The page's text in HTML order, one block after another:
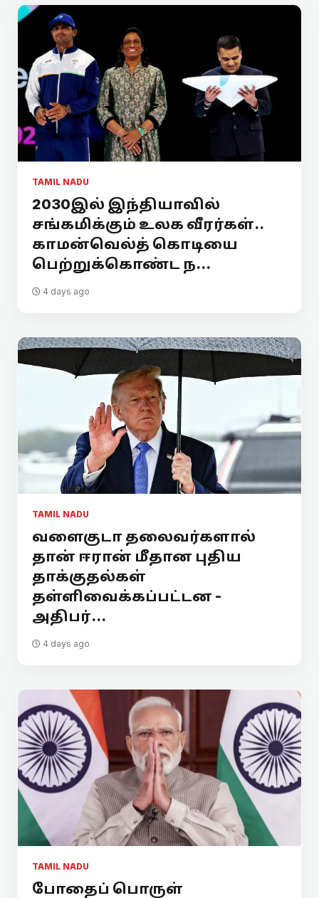
TAMIL NADU
2030இல் இந்தியாவில்
சங்கமிக்கும் உலக வீரர்கள்..
காமன்வெல்த் கொடியை
பெற்றுக்கொண்ட ந...
4 days ago
TAMIL NADU
வளைகுடா தலைவர்களால்
தான் ஈரான் மீதான புதிய
தாக்குதல்கள்
தள்ளிவைக்கப்பட்டன -
அதிபர்...
4 days ago
TAMIL NADU
போதைப் பொருள்